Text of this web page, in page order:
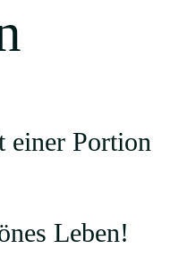
einer Portion
Leben!